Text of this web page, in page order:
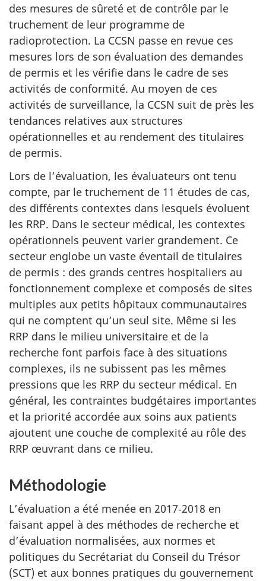
des mesures de sûreté et de contrôle par le
truchement de leur programme de
radioprotection. La CCSN passe en revue ces
mesures lors de son évaluation des demandes
de permis et les vérifie dans le cadre de ses
activités de conformité. Au moyen de ces
activités de surveillance, la CCSN suit de près les
tendances relatives aux structures
opérationnelles et au rendement des titulaires
de permis.
Lors de l’évaluation, les évaluateurs ont tenu
compte, par le truchement de 11 études de cas,
des différents contextes dans lesquels évoluent
les RRP. Dans le secteur médical, les contextes
opérationnels peuvent varier grandement. Ce
secteur englobe un vaste éventail de titulaires
de permis : des grands centres hospitaliers au
fonctionnement complexe et composés de sites
multiples aux petits hôpitaux communautaires
qui ne comptent qu’un seul site. Même si les
RRP dans le milieu universitaire et de la
recherche font parfois face à des situations
complexes, ils ne subissent pas les mêmes
pressions que les RRP du secteur médical. En
général, les contraintes budgétaires importantes
et la priorité accordée aux soins aux patients
ajoutent une couche de complexité au rôle des
RRP œuvrant dans ce milieu.
Méthodologie
L’évaluation a été menée en 2017‑2018 en
faisant appel à des méthodes de recherche et
d’évaluation normalisées, aux normes et
politiques du Secrétariat du Conseil du Trésor
(SCT) et aux bonnes pratiques du gouvernement